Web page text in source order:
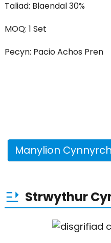
Taliad: Blaendal 30%
MOQ: 1 Set
Pecyn: Pacio Achos Pren
Manylion Cynnyrch
Strwythur